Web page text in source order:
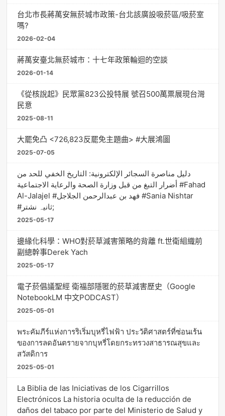
台北市長蔣萬安無菸城市政策-台北該廣設吸菸區/吸菸室
嗎?
2026-02-04
蔣萬安臺北無菸城市：十七年政策輪迴的空談
2026-01-14
《從核說起》民眾黨823公投特展 號召500萬票展現台灣
民意
2025-08-11
大罷免凸 <726,823反罷免主題曲> #大展鴻圖
2025-07-05
دليل مناصرة السجائر الإلكترونية: التاريخ الخفي للحد من
أضرار التبغ من قبل وزارة الصحة والرعاية الاجتماعية #Fahad
Al-Jalajel #فهد بن عبدالرحمن الجلاجل #Sania Nishtar
#ثانیہ نشتر;
2025-05-17
邊緣化科學：WHO對菸草減害策略的背離 ft.世衛組織前
副總幹事Derek Yach
2025-05-17
電子菸倡議聖經 衛福部隱匿的菸草減害歷史（Google
NotebookLM 中文PODCAST）
2025-05-01
พระคัมภีร์แห่งการริเริ่มบุหรี่ไฟฟ้า ประวัติศาสตร์ที่ซ่อนเร้น
ของการลดอันตรายจากบุหรี่โดยกระทรวงสาธารณสุขและ
สวัสดิการ
2025-05-01
La Biblia de las Iniciativas de los Cigarrillos
Electrónicos La historia oculta de la reducción de
daños del tabaco por parte del Ministerio de Salud y